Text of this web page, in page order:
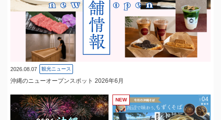
2026.08.07 観光ニュース
沖縄のニューオープンスポット 2026年6月
NEW